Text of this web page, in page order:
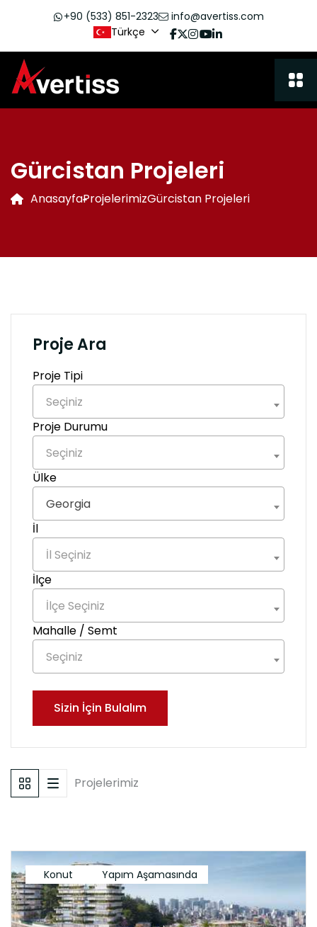
+90 (533) 851-2323
info@avertiss.com
Türkçe
Gürcistan Projeleri
AnasayfaProjelerimizGürcistan Projeleri
Proje Ara
Proje Tipi
Seçiniz
Proje Durumu
Seçiniz
Ülke
Georgia
İl
İl Seçiniz
İlçe
İlçe Seçiniz
Mahalle / Semt
Seçiniz
Sizin İçin Bulalım
Projelerimiz
Konut Yapım Aşamasında